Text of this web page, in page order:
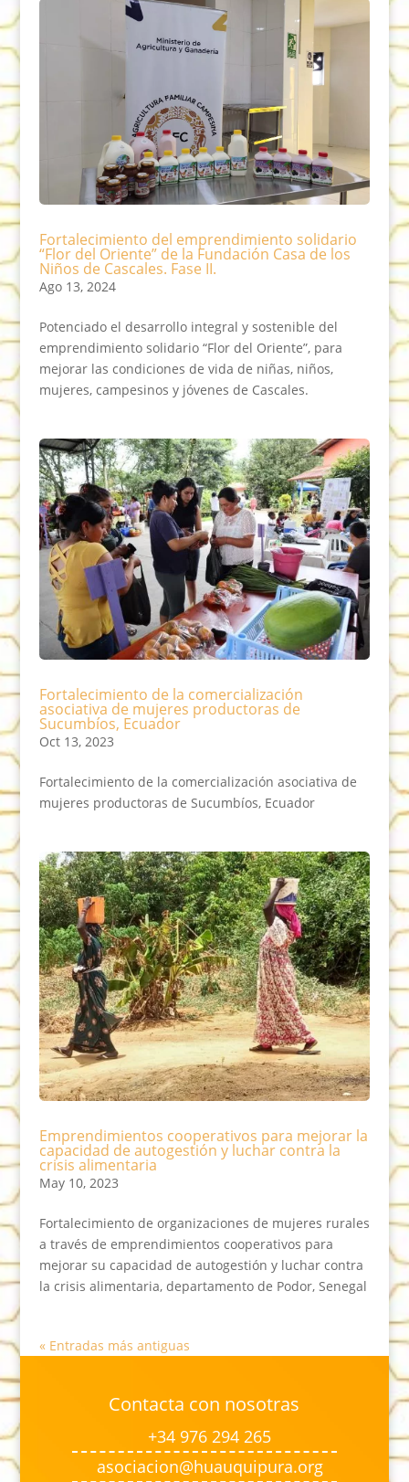
Fortalecimiento del emprendimiento solidario
“Flor del Oriente” de la Fundación Casa de los
Niños de Cascales. Fase II.
Ago 13, 2024
Potenciado el desarrollo integral y sostenible del
emprendimiento solidario “Flor del Oriente”, para
mejorar las condiciones de vida de niñas, niños,
mujeres, campesinos y jóvenes de Cascales.
Fortalecimiento de la comercialización
asociativa de mujeres productoras de
Sucumbíos, Ecuador
Oct 13, 2023
Fortalecimiento de la comercialización asociativa de
mujeres productoras de Sucumbíos, Ecuador
Emprendimientos cooperativos para mejorar la
capacidad de autogestión y luchar contra la
crisis alimentaria
May 10, 2023
Fortalecimiento de organizaciones de mujeres rurales
a través de emprendimientos cooperativos para
mejorar su capacidad de autogestión y luchar contra
la crisis alimentaria, departamento de Podor, Senegal
« Entradas más antiguas
Contacta con nosotras
+34 976 294 265
asociacion@huauquipura.org